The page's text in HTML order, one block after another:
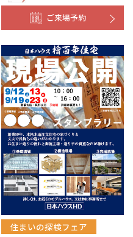
ご来場予約
住まいの探検フェア